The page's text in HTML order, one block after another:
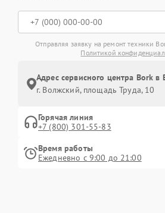
Отправляя заявку на ремонт техники
Политикой
Адрес сервисного центра Bork в
г. Волжский, площадь Труда, 10
Горячая линия
+7 (800) 301-55-83
Время работы
Ежедневно с 9:00 до 21:00